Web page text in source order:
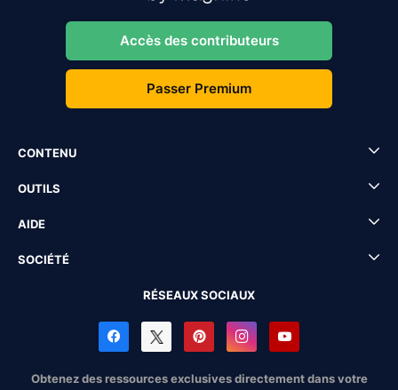
Accès des contributeurs
Passer Premium
CONTENU
OUTILS
AIDE
SOCIÉTÉ
RÉSEAUX SOCIAUX
Obtenez des ressources exclusives directement dans votre